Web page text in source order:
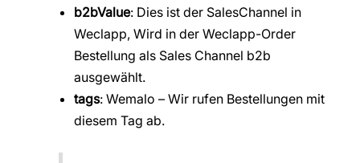
b2bValue: Dies ist der SalesChannel in
Weclapp, Wird in der Weclapp-Order
Bestellung als Sales Channel b2b
ausgewählt.
tags: Wemalo – Wir rufen Bestellungen mit
diesem Tag ab.